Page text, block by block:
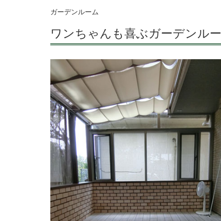
ガーデンルーム
ワンちゃんも喜ぶガーデンル